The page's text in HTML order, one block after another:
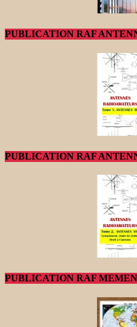
PUBLICATION RAF
PUBLICATION RAF
PUBLICATION RAF